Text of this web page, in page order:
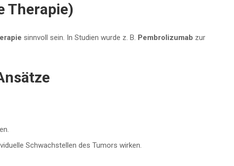
Therapie)
sinnvoll sein. In Studien wurde z. B. Pembrolizumab zur
Schwachstellen des Tumors wirken.